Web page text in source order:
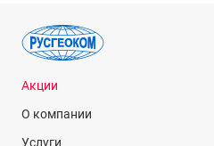
Акции
О компании
Услуги